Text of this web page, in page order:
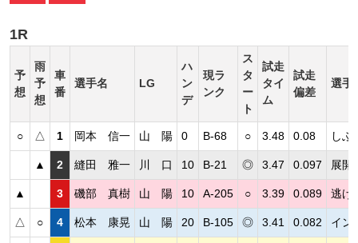
1R
予
想
雨
予
想
車
番
選手名 LG
ハ
ン
デ
現ラ
ンク
ス
タ
ー
ト
試走
タイ
ム
試走
偏差
選手
○ △ 1 岡本 信一 山 陽 0 B-68 ○ 3.48 0.08 しぶ
▲ 2 縫田 雅一 川 口 10 B-21 ◎ 3.47 0.097 展開
▲ 3 磯部 真樹 山 陽 10 A-205 ○ 3.39 0.089 逃げ
△ ○ 4 松本 康晃 山 陽 20 B-105 ◎ 3.41 0.082 イン